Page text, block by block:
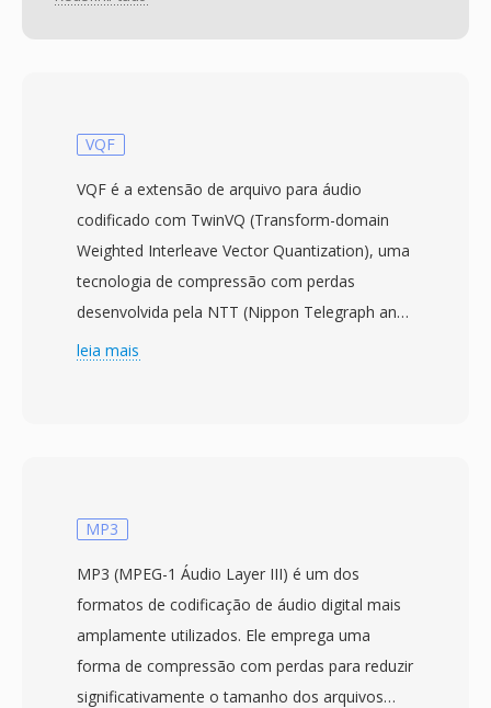
VQF
VQF é a extensão de arquivo para áudio
codificado com TwinVQ (Transform-domain
Weighted Interleave Vector Quantization), uma
tecnologia de compressão com perdas
desenvolvida pela NTT (Nippon Telegraph and
Telephone) em 1994 é posteriormente
correspondia a um MP3 de 128 kbps —
guerras de formatos do final dos anos 1990. O
TwinVQ suporta codificação de taxa de bits
constante a 80, 96, 112, 128, 160 é 192 kbps, e
o algoritmo subjacente foi incorporado ao
leia mais
MP3
MP3 (MPEG-1 Áudio Layer III) é um dos
formatos de codificação de áudio digital mais
amplamente utilizados. Ele emprega uma
forma de compressão com perdas para reduzir
significativamente o tamanho dos arquivos